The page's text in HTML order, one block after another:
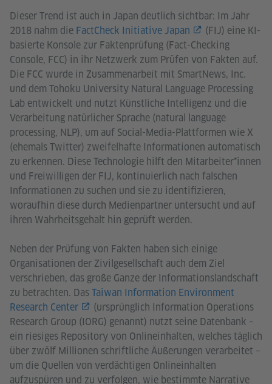
Dieser Trend ist auch in Japan deutlich sichtbar: Im Jahr
2018 nahm die FactCheck Initiative Japan
(FIJ) eine KI-
basierte Konsole zur Faktenprüfung (Fact-Checking
Console, FCC) in ihr Netzwerk zum Prüfen von Fakten auf.
Die FCC wurde in Zusammenarbeit mit SmartNews, Inc.
und dem Tohoku University Natural Language Processing
Lab entwickelt und nutzt Künstliche Intelligenz und die
Verarbeitung natürlicher Sprache (natural language
processing, NLP), um auf Social-Media-Plattformen wie X
(ehemals Twitter) zweifelhafte Informationen automatisch
zu erkennen. Diese Technologie hilft den Mitarbeiter*innen
und Freiwilligen der FIJ, kontinuierlich nach falschen
Informationen zu suchen und sie zu identifizieren,
woraufhin diese durch Medienpartner untersucht und auf
ihren Wahrheitsgehalt hin geprüft werden.
Neben der Prüfung von Fakten haben sich einige
Organisationen der Zivilgesellschaft auch dem Ziel
verschrieben, das große Ganze der Informationslandschaft
zu betrachten. Das Taiwan Information Environment
Research Center
(ursprünglich Information Operations
Research Group (IORG) genannt) nutzt seine Datenbank –
ein riesiges Repository von Onlineinhalten, welches täglich
über zwölf Millionen schriftliche Äußerungen verarbeitet –
um die Quellen von verdächtigen Onlineinhalten
aufzuspüren und zu verfolgen, wie bestimmte Narrative